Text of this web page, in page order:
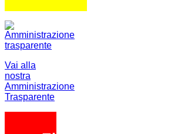
Vai alla
nostra
Amministrazione
Trasparente